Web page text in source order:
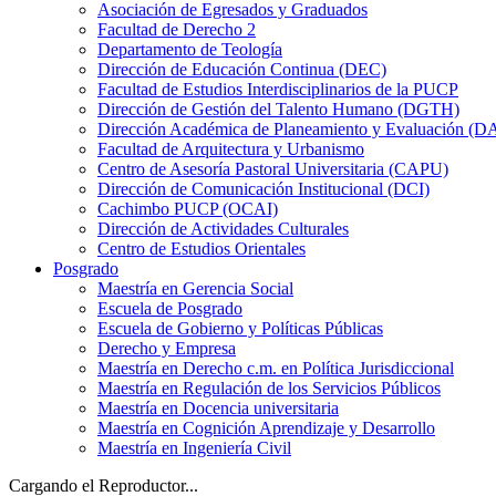
Asociación de Egresados y Graduados
Facultad de Derecho 2
Departamento de Teología
Dirección de Educación Continua (DEC)
Facultad de Estudios Interdisciplinarios de la PUCP
Dirección de Gestión del Talento Humano (DGTH)
Dirección Académica de Planeamiento y Evaluación
Facultad de Arquitectura y Urbanismo
Centro de Asesoría Pastoral Universitaria (CAPU)
Dirección de Comunicación Institucional (DCI)
Cachimbo PUCP (OCAI)
Dirección de Actividades Culturales
Centro de Estudios Orientales
Posgrado
Maestría en Gerencia Social
Escuela de Posgrado
Escuela de Gobierno y Políticas Públicas
Derecho y Empresa
Maestría en Derecho c.m. en Política Jurisdiccional
Maestría en Regulación de los Servicios Públicos
Maestría en Docencia universitaria
Maestría en Cognición Aprendizaje y Desarrollo
Maestría en Ingeniería Civil
Cargando el Reproductor...